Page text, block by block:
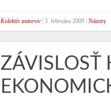
Kolektív autorov| 3. februára 2009 Názory
ZÁVISLOSŤ